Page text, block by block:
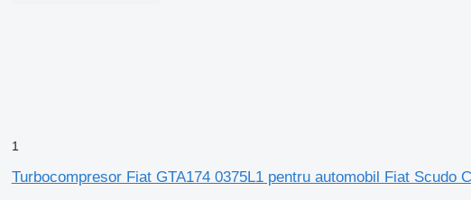
1
Turbocompresor Fiat GTA174 0375L1 pentru automobil Fiat Scudo